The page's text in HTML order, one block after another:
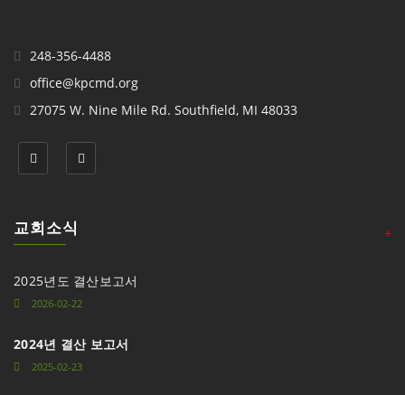
248-356-4488
office@kpcmd.org
27075 W. Nine Mile Rd. Southfield, MI 48033
교회소식 +
2025년도 결산보고서
2026-02-22
2024년 결산 보고서
2025-02-23